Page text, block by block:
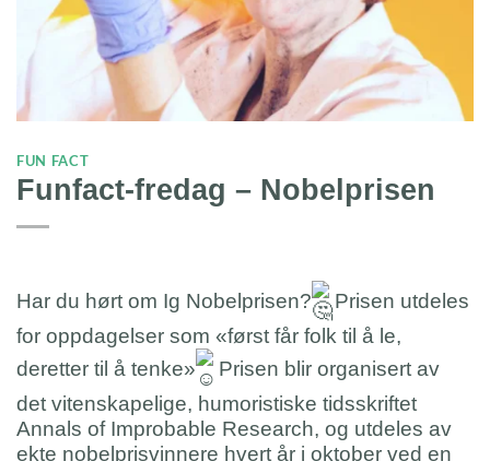
FUN FACT
Funfact-fredag – Nobelprisen
Har du hørt om Ig Nobelprisen?
Prisen utdeles
for oppdagelser som «først får folk til å le,
deretter til å tenke»
Prisen blir organisert av
det vitenskapelige, humoristiske tidsskriftet
Annals of Improbable Research, og utdeles av
ekte nobelprisvinnere hvert år i oktober ved en